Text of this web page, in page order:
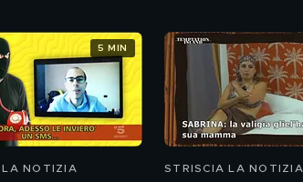
LA NOTIZIA
5 MIN
STRISCIA LA NOTIZIA